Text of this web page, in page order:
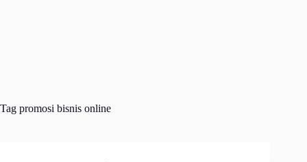
Tag promosi bisnis online